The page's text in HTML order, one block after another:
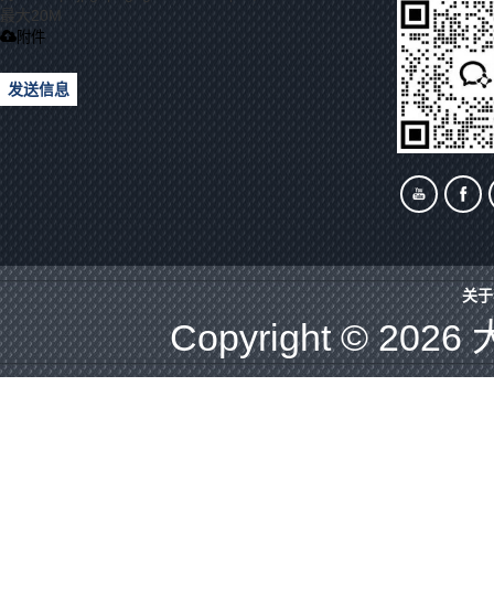
最大20M
附件
发送信息
关
Copyright © 2026